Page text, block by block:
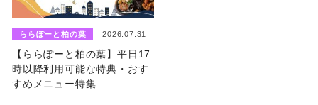
ららぽーと柏の葉 2026.07.31
【ららぽーと柏の葉】平日17
時以降利用可能な特典・おす
すめメニュー特集